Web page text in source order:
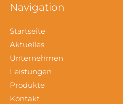
Navigation
Startseite
Aktuelles
Unternehmen
Leistungen
Produkte
Kontakt